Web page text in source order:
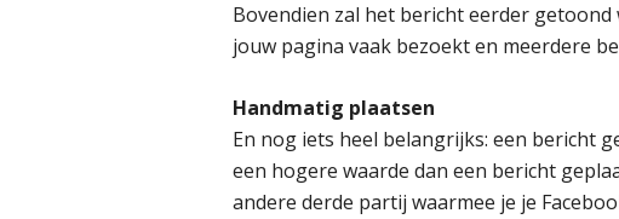
Bovendien zal het bericht eerder
jouw pagina vaak bezoekt en meerdere
Handmatig plaatsen
En nog iets heel belangrijks: een bericht
een hogere waarde dan een bericht
andere derde partij waarmee je je